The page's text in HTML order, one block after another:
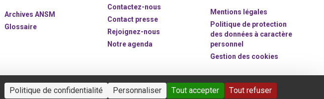
Archives ANSM
Glossaire
Contactez-nous
Contact presse
Rejoignez-nous
Notre agenda
Mentions légales
Politique de protection
des données à caractère
personnel
Gestion des cookies
Tout accepter Tout refuser
Personnaliser
Politique de confidentialité